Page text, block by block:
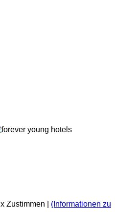
x Zustimmen
(Informationen zu